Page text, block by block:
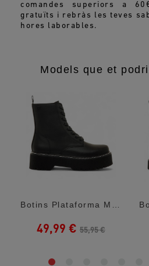
comandes superiors a
gratuïts i rebràs les teves
hores laborables.
Models que et
Botins Plataforma Mustang Stoym High Amb...
49,99 € 55,95 €